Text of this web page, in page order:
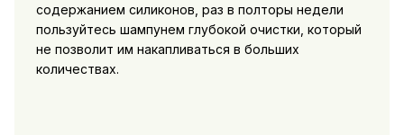
содержанием силиконов, раз в полторы недели
пользуйтесь шампунем глубокой очистки, который
не позволит им накапливаться в больших
количествах.